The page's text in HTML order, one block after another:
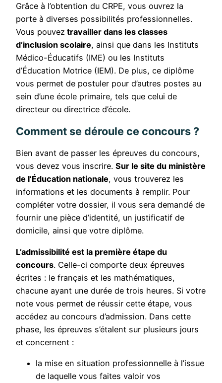
Grâce à l’obtention du CRPE, vous ouvrez la
porte à diverses possibilités professionnelles.
Vous pouvez travailler dans les classes
d’inclusion scolaire, ainsi que dans les Instituts
Médico-Éducatifs (IME) ou les Instituts
d’Éducation Motrice (IEM). De plus, ce diplôme
vous permet de postuler pour d’autres postes au
sein d’une école primaire, tels que celui de
directeur ou directrice d’école.
Comment se déroule ce concours ?
Bien avant de passer les épreuves du concours,
vous devez vous inscrire. Sur le site du ministère
de l’Éducation nationale, vous trouverez les
informations et les documents à remplir. Pour
compléter votre dossier, il vous sera demandé de
fournir une pièce d’identité, un justificatif de
domicile, ainsi que votre diplôme.
L’admissibilité est la première étape du
concours. Celle-ci comporte deux épreuves
écrites : le français et les mathématiques,
chacune ayant une durée de trois heures. Si votre
note vous permet de réussir cette étape, vous
accédez au concours d’admission. Dans cette
phase, les épreuves s’étalent sur plusieurs jours
et concernent :
la mise en situation professionnelle à l’issue
de laquelle vous faites valoir vos